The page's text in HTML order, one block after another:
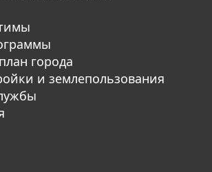
города
и землепользования